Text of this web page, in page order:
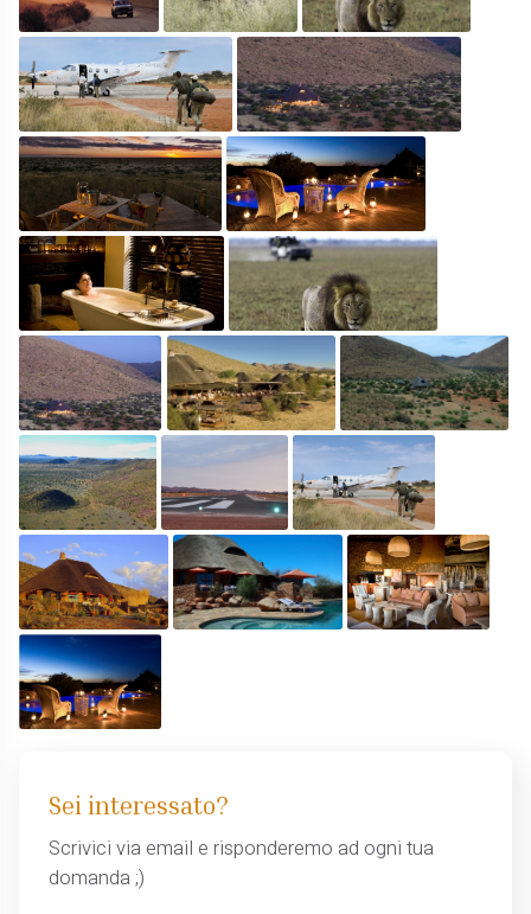
Sei interessato?
Scrivici via email e risponderemo ad ogni tua
domanda ;)